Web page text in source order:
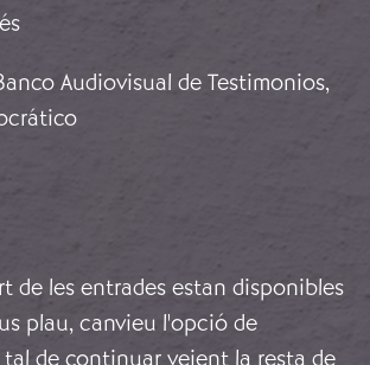
sobre Banc Audiovisual de
Audiovisual de Testimonios,
de les entrades estan disponibles
plau, canvieu l'opció de
de continuar veient la resta de